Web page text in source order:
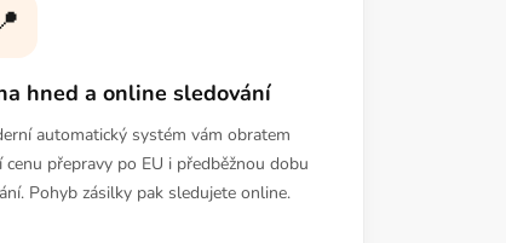
hned a online sledování
automatický systém vám obratem
cenu přepravy po EU i předběžnou dobu
Pohyb zásilky pak sledujete online.